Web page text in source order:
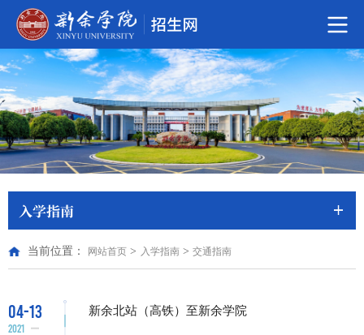
入学指南
当前位置： 网站首页 > 入学指南 > 交通指南
04-13
2021
新余北站（高铁）至新余学院